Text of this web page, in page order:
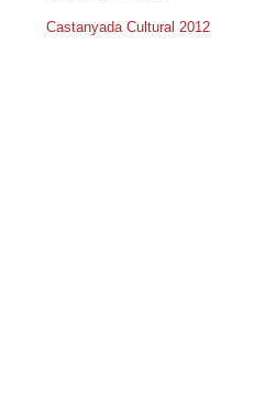
Castanyada Cultural 2012